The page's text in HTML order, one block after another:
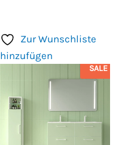
Zur Wunschliste
hinzufügen
SALE